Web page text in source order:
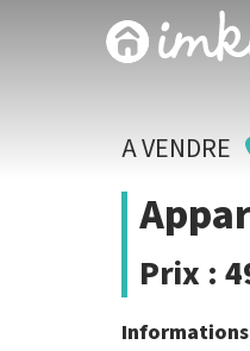
A VENDRE
Prix :